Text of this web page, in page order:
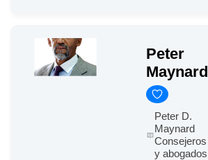
Peter
Maynard
Peter D.
Maynard
Consejeros
y abogados